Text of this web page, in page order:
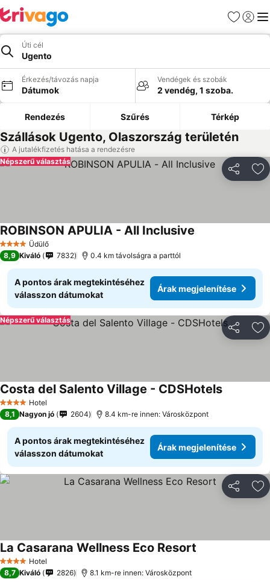
Kedvencek
Úti cél
Ugento
Érkezés/távozás napja
Dátumok
Vendégek és szobák
2 vendég, 1 szoba.
Rendezés Szűrés Térkép
Szállások Ugento, Olaszország területén
A jutalékfizetés hatása a rendezésre
Népszerű választás
4 KategóriaÜdülő
ROBINSON APULIA - All Inclusive
8,9 Kiváló 7832 0.4 km távolságra a parttól
A pontos árak megtekintéséhez
válasszon dátumokat
Árak megjelenítése
Népszerű választás
4 KategóriaHotel
Costa del Salento Village - CDSHotels
8,1 Nagyon jó 2604 8.4 km-re innen: Városközpont
A pontos árak megtekintéséhez
válasszon dátumokat
Árak megjelenítése
4 KategóriaHotel
La Casarana Wellness Eco Resort
8,7 Kiváló 2826 8.1 km-re innen: Városközpont